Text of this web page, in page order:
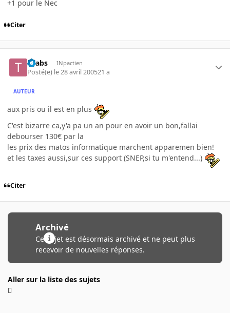
+1 pour le Nec
Citer
Tgabs INpactien
Posté(e) le 28 avril 200521 a
AUTEUR
aux pris ou il est en plus
C'est bizarre ca,y'a pa un an pour en avoir un bon,fallai
debourser 130€ par la
les prix des matos informatique marchent apparemen bien!
et les taxes aussi,sur ces support (SNEP,si tu m'entend...)
Citer
Archivé
Ce sujet est désormais archivé et ne peut plus
recevoir de nouvelles réponses.
Aller sur la liste des sujets